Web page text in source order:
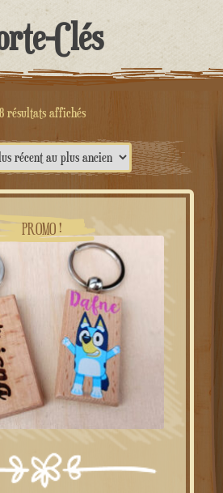
Clés
8 résultats affichésTrié
du
plus
plus
ancien
PROMO !